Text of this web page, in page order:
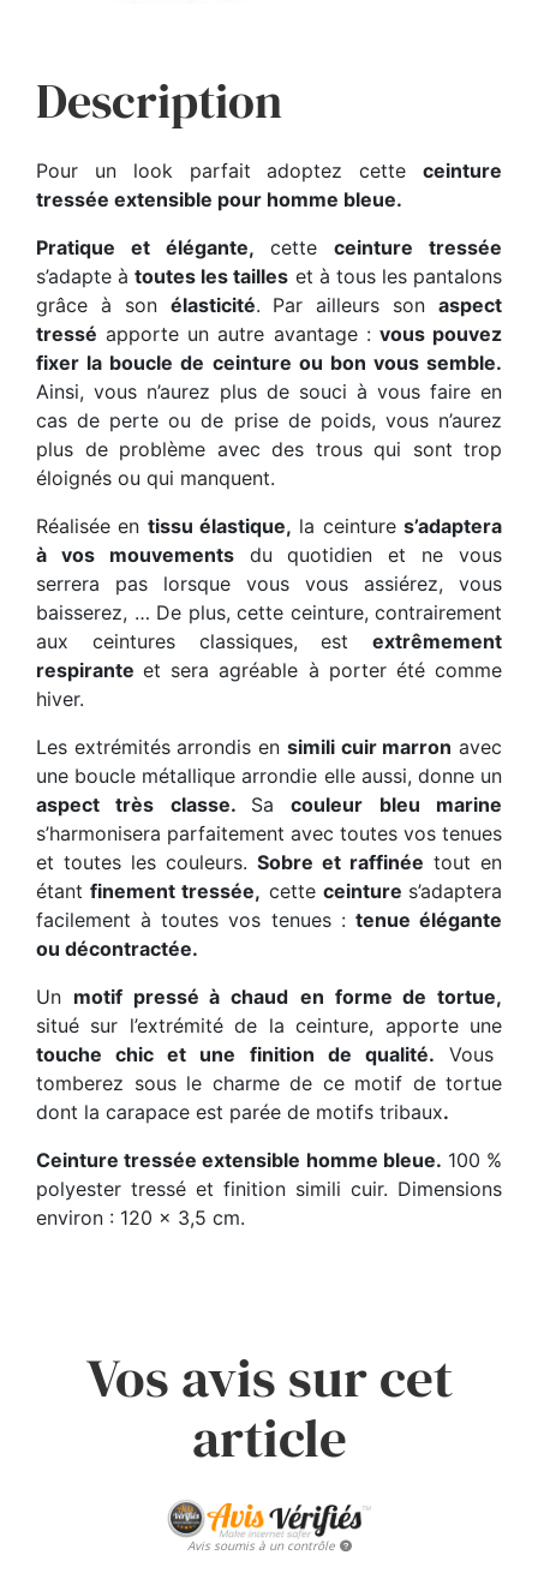
Description
Pour un look parfait adoptez cette ceinture
tressée extensible pour homme bleue.
Pratique et élégante, cetteceinture tressée
s’adapte àtoutes les tailles et à tous les pantalons
grâce à son élasticité. Par ailleurs sonaspect
tressé apporte un autre avantage : vous pouvez
fixer la boucle de ceinture ou bon vous semble.
Ainsi, vous n’aurez plus de souci à vous faire en
cas de perte ou de prise de poids, vous n’aurez
plus de problème avec des trous qui sont trop
éloignés ou qui manquent.
Réalisée en tissu élastique, la ceintures’adaptera
à vos mouvementsdu quotidien et ne vous
serrera pas lorsque vous vous assiérez, vous
baisserez, … De plus, cette ceinture, contrairement
aux ceintures classiques, est extrêmement
respiranteet sera agréable à porter été comme
hiver.
Les extrémités arrondis en simili cuir marron avec
une boucle métallique arrondie elle aussi, donne un
aspect très classe. Sacouleur bleu marine
s’harmonisera parfaitement avec toutes vos tenues
et toutes les couleurs. Sobre et raffinée tout en
étantfinement tressée, cette ceinture s’adaptera
facilement à toutes vos tenues : tenue élégante
ou décontractée.
Un motif pressé à chaud en forme de tortue,
situé sur l’extrémité de la ceinture, apporte une
touche chic et une finition de qualité. Vous
tomberez sous le charme de ce motif de tortue
dont la carapace est parée de motifs tribaux.
Ceinture tressée extensible homme bleue. 100 %
polyester tressé et finition simili cuir. Dimensions
environ : 120 x 3,5 cm.
Vos avis sur cet
article
Avis soumis à un contrôle